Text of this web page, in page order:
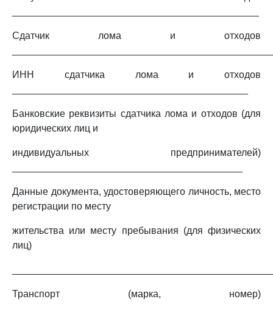
Сдатчик лома и отходов
ИНН сдатчика лома и отходов
Банковские реквизиты сдатчика лома и отходов (для
юридических лиц и
индивидуальных предпринимателей)
Данные документа, удостоверяющего личность, место
регистрации по месту
жительства или месту пребывания (для физических
лиц)
Транспорт (марка, номер)